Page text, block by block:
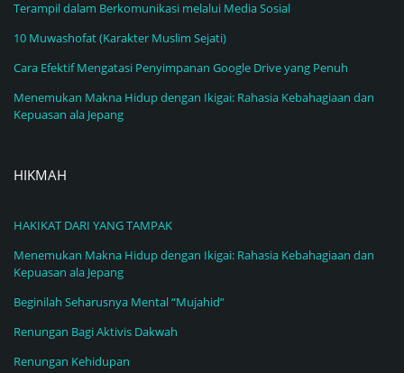
Terampil dalam Berkomunikasi melalui Media Sosial
10 Muwashofat (Karakter Muslim Sejati)
Cara Efektif Mengatasi Penyimpanan Google Drive yang Penuh
Menemukan Makna Hidup dengan Ikigai: Rahasia Kebahagiaan dan
Kepuasan ala Jepang
HIKMAH
HAKIKAT DARI YANG TAMPAK
Menemukan Makna Hidup dengan Ikigai: Rahasia Kebahagiaan dan
Kepuasan ala Jepang
Beginilah Seharusnya Mental “Mujahid”
Renungan Bagi Aktivis Dakwah
Renungan Kehidupan